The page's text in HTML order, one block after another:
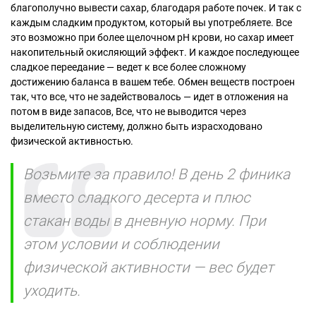
благополучно вывести сахар, благодаря работе почек. И так с
каждым сладким продуктом, который вы употребляете. Все
это возможно при более щелочном рН крови, но сахар имеет
накопительный окисляющий эффект. И каждое последующее
сладкое переедание — ведет к все более сложному
достижению баланса в вашем тебе. Обмен веществ построен
так, что все, что не задействовалось — идет в отложения на
потом в виде запасов, Все, что не выводится через
выделительную систему, должно быть израсходовано
физической активностью.
Возьмите за правило! В день 2 финика
вместо сладкого десерта и плюс
стакан воды в дневную норму. При
этом условии и соблюдении
физической активности — вес будет
уходить.